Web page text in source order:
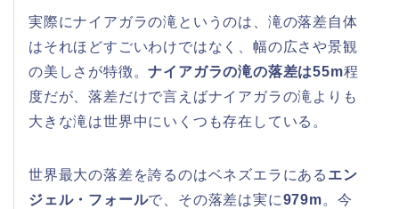
実際にナイアガラの滝というのは、滝の落差自体
はそれほどすごいわけではなく、幅の広さや景観
の美しさが特徴。ナイアガラの滝の落差は55m程
度だが、落差だけで言えばナイアガラの滝よりも
大きな滝は世界中にいくつも存在している。
世界最大の落差を誇るのはベネズエラにある エン
ジェル・フォールで、その落差は実に979m。今